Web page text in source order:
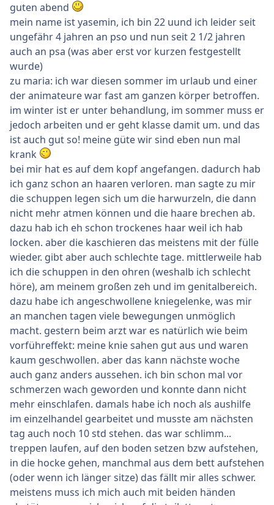
guten abend
mein name ist yasemin, ich bin 22 uund ich leider seit
ungefähr 4 jahren an pso und nun seit 2 1/2 jahren
auch an psa (was aber erst vor kurzen festgestellt
wurde)
zu maria: ich war diesen sommer im urlaub und einer
der animateure war fast am ganzen körper betroffen.
im winter ist er unter behandlung, im sommer muss er
jedoch arbeiten und er geht klasse damit um. und das
ist auch gut so! meine güte wir sind eben nun mal
krank
bei mir hat es auf dem kopf angefangen. dadurch hab
ich ganz schon an haaren verloren. man sagte zu mir
die schuppen legen sich um die harwurzeln, die dann
nicht mehr atmen können und die haare brechen ab.
dazu hab ich eh schon trockenes haar weil ich hab
locken. aber die kaschieren das meistens mit der fülle
wieder. gibt aber auch schlechte tage. mittlerweile hab
ich die schuppen in den ohren (weshalb ich schlecht
höre), am meinem großen zeh und im genitalbereich.
dazu habe ich angeschwollene kniegelenke, was mir
an manchen tagen viele bewegungen unmöglich
macht. gestern beim arzt war es natürlich wie beim
vorführeffekt: meine knie sahen gut aus und waren
kaum geschwollen. aber das kann nächste woche
auch ganz anders aussehen. ich bin schon mal vor
schmerzen wach geworden und konnte dann nicht
mehr einschlafen. damals habe ich noch als aushilfe
im einzelhandel gearbeitet und musste am nächsten
tag auch noch 10 std stehen. das war schlimm...
treppen laufen, auf den boden setzen bzw aufstehen,
in die hocke gehen, manchmal aus dem bett aufstehen
(oder wenn ich länger sitze) das fällt mir alles schwer.
meistens muss ich mich auch mit beiden händen